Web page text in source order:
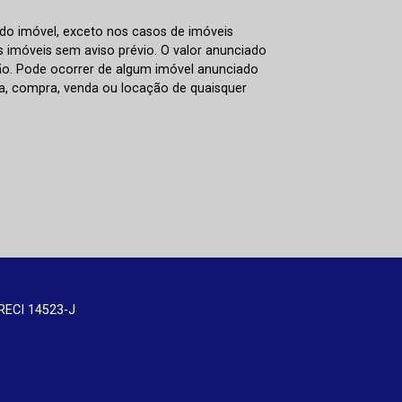
imóvel, exceto nos casos de imóveis
sem aviso prévio. O valor anunciado
Pode ocorrer de algum imóvel anunciado
compra, venda ou locação de quaisquer
14523-J